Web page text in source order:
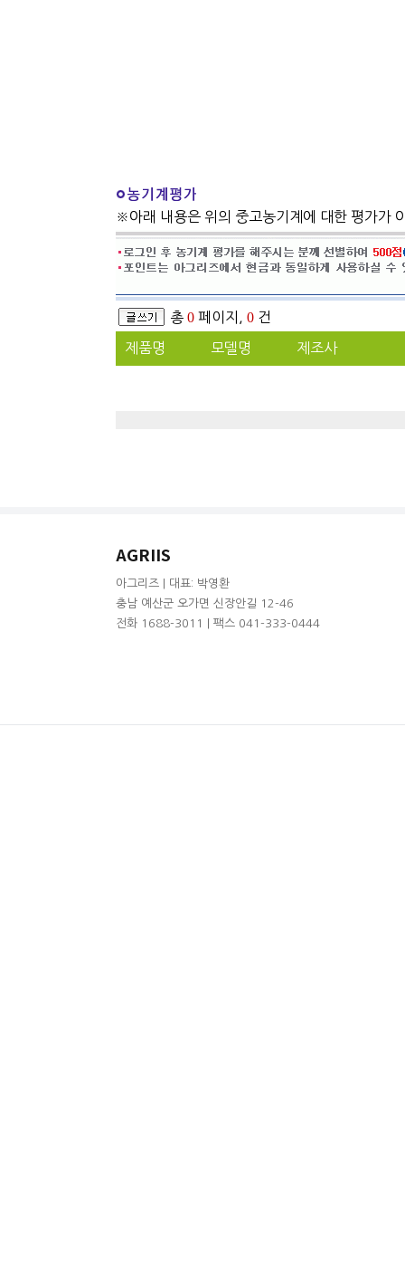
※아래 내용은 위의 중고농기계에 대한 평가가
총 0 페이지, 0 건
제품명 모델명 제조사
AGRIIS
아그리즈 | 대표: 박영환
충남 예산군 오가면 신장안길 12-46
전화 1688-3011 | 팩스 041-333-0444